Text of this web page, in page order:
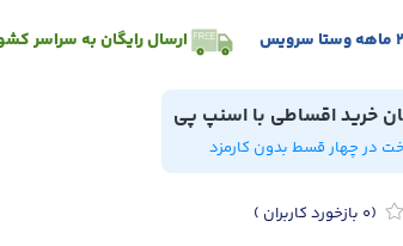
ارسال رایگان به سراسر
خرید اقساطی با اسنپ پی
در چهار قسط بدون کارمزد
(0 بازخورد کاربران )